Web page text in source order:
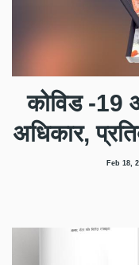
कोविड -19
अधिकार,
Feb 18,